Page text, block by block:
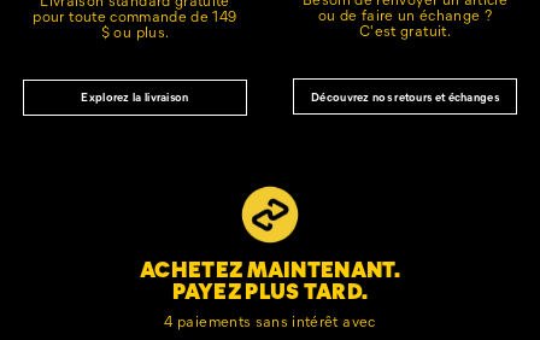
pour toute commande de 149
$ ou plus.
Explorez la livraison
ou de faire un échange ?
C'est gratuit.
Découvrez nos retours et échanges
ACHETEZ MAINTENANT.
PAYEZ PLUS TARD.
4 paiements sans intérêt avec